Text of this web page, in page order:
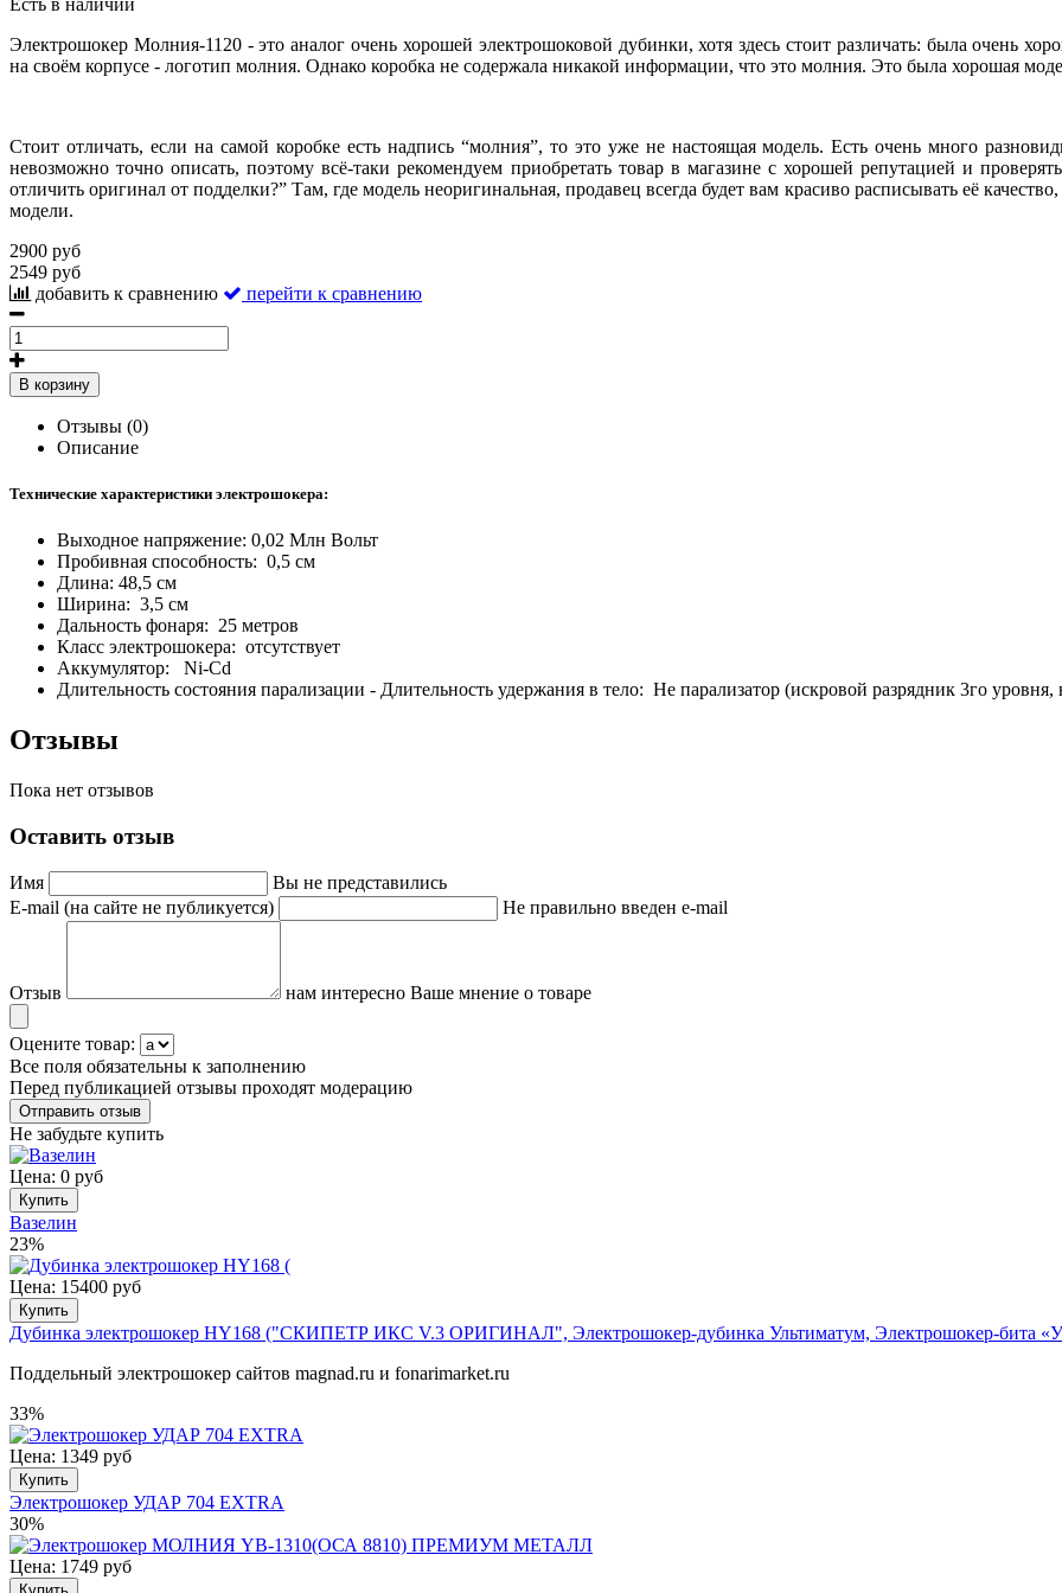
Электрошокер Молния-1120 - это аналог очень хорошей электрошоковой дубинки, хотя здесь стоит различать: была очень
на своём корпусе - логотип молния. Однако коробка не содержала никакой информации, что это молния. Это была хорошая
Стоит отличать, если на самой коробке есть надпись “молния”, то это уже не настоящая модель. Есть очень много
невозможно точно описать, поэтому всё-таки рекомендуем приобретать товар в магазине с хорошей репутацией и
отличить оригинал от подделки?” Там, где модель неоригинальная, продавец всегда будет вам красиво расписывать её
модели.
2900 руб
2549 руб
добавить к сравнению
перейти к сравнению
В корзину
Отзывы (0)
Описание
Технические характеристики электрошокера:
Выходное напряжение: 0,02 Млн Вольт
Пробивная способность: 0,5 см
Длина: 48,5 см
Ширина: 3,5 см
Дальность фонаря: 25 метров
Класс электрошокера: отсутствует
Аккумулятор: Ni-Cd
Длительность состояния парализации - Длительность удержания в тело: Не парализатор (искровой разрядник 3го уровня,
Отзывы
Пока нет отзывов
Оставить отзыв
Имя
Вы не представились
E-mail (на сайте не публикуется)
Не правильно введен e-mail
Отзыв нам интересно Ваше мнение о товаре
Оцените товар:
Все поля обязательны к заполнению
Перед публикацией отзывы проходят модерацию
Не забудьте купить
Цена: 0 руб
Купить
Вазелин
23%
Цена: 15400 руб
Купить
Дубинка электрошокер HY168 ("СКИПЕТР ИКС V.3 ОРИГИНАЛ", Электрошокер-дубинка Ультиматум, Электрошокер-бита
Поддельный электрошокер сайтов magnad.ru и fonarimarket.ru
33%
Цена: 1349 руб
Купить
Электрошокер УДАР 704 EXTRA
30%
Цена: 1749 руб